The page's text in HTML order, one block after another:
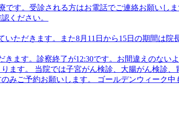
です。受診される方はお電話でご連絡お願いし
ください。
ただきます。また8月11日から15日の期間は院
ます。診察終了が12:30です。お間違えのない
ます。 当院では子宮がん検診、大腸がん検診
みご予約お願いします。 ゴールデンウィーク